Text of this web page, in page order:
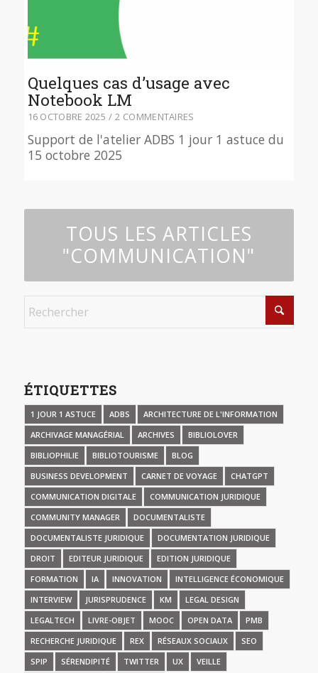
Quelques cas d’usage avec
Notebook LM
16 OCTOBRE 2025 / 2 COMMENTAIRES
Support de l'atelier ADBS 1 jour 1 astuce du
15 octobre 2025
TOUS LES ARTICLES
"COMMUNICATION"
ÉTIQUETTES
1 JOUR 1 ASTUCE ADBS
ARCHITECTURE DE L'INFORMATION
ARCHIVAGE MANAGÉRIAL
ARCHIVES
BIBLIOLOVER
BIBLIOPHILIE
BIBLIOTOURISME
BLOG
BUSINESS DEVELOPMENT
CARNET DE VOYAGE
CHATGPT
COMMUNICATION DIGITALE
COMMUNICATION JURIDIQUE
COMMUNITY MANAGER
DOCUMENTALISTE
DOCUMENTALISTE JURIDIQUE
DOCUMENTATION JURIDIQUE
DROIT
EDITEUR JURIDIQUE
EDITION JURIDIQUE
FORMATION
IA INNOVATION
INTELLIGENCE ÉCONOMIQUE
INTERVIEW
JURISPRUDENCE KM
LEGAL DESIGN
LEGALTECH
LIVRE-OBJET MOOC OPEN DATA
PMB
RECHERCHE JURIDIQUE
REX RÉSEAUX SOCIAUX
SEO
SPIP
SÉRENDIPITÉ TWITTER UX VEILLE